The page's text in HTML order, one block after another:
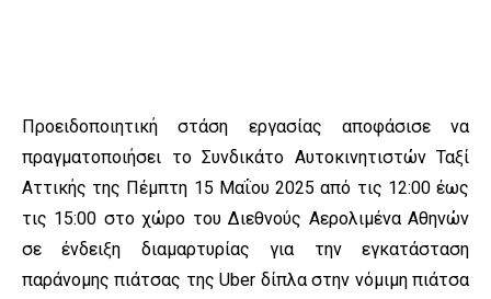
Προειδοποιητική στάση εργασίας αποφάσισε να
πραγματοποιήσει το Συνδικάτο Αυτοκινητιστών Ταξί
Αττικής της Πέμπτη 15 Μαΐου 2025 από τις 12:00 έως
τις 15:00 στο χώρο του Διεθνούς Αερολιμένα Αθηνών
σε ένδειξη διαμαρτυρίας για την εγκατάσταση
παράνομης πιάτσας της Uber δίπλα στην νόμιμη πιάτσα